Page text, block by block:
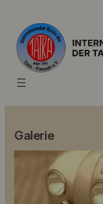
Galerie